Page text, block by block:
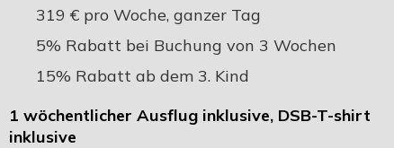
319 € pro Woche, ganzer Tag
5% Rabatt bei Buchung von 3 Wochen
15% Rabatt ab dem 3. Kind
1 wöchentlicher Ausflug inklusive, DSB-T-shirt
inklusive